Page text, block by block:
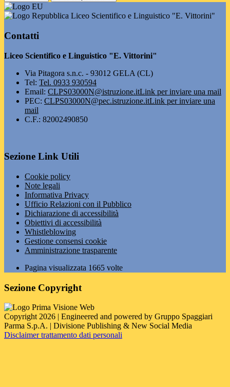
Liceo Scientifico e Linguistico "E. Vittorini"
Contatti
Liceo Scientifico e Linguistico "E. Vittorini"
Via Pitagora s.n.c. - 93012 GELA (CL)
Tel: Tel. 0933 930594
Email: CLPS03000N@istruzione.itLink per inviare una mail
PEC: CLPS03000N@pec.istruzione.itLink per inviare una
mail
C.F.: 82002490850
Sezione Link Utili
Cookie policy
Note legali
Informativa Privacy
Ufficio Relazioni con il Pubblico
Dichiarazione di accessibilità
Obiettivi di accessibilità
Whistleblowing
Gestione consensi cookie
Amministrazione trasparente
Pagina visualizzata 1665 volte
Sezione Copyright
Copyright 2026 | Engineered and powered by Gruppo Spaggiari
Parma S.p.A. | Divisione Publishing & New Social Media
Disclaimer trattamento dati personali